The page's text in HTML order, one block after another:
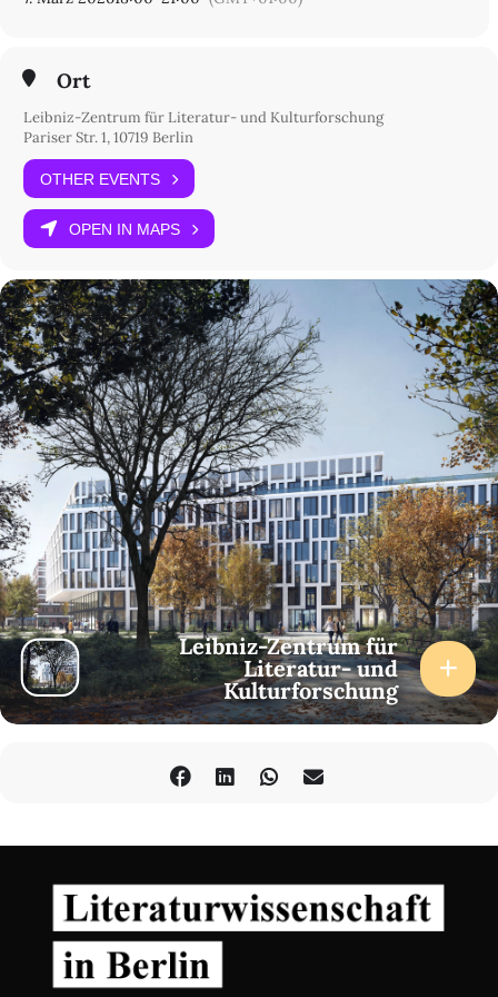
Ort
Leibniz-Zentrum für Literatur- und Kulturforschung
Pariser Str. 1, 10719 Berlin
OTHER EVENTS
OPEN IN MAPS
Leibniz-Zentrum für
Literatur- und
Kulturforschung